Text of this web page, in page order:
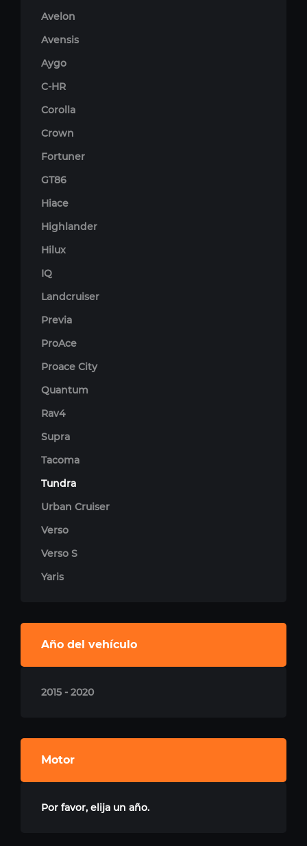
Avelon
Avensis
Aygo
C-HR
Corolla
Crown
Fortuner
GT86
Hiace
Highlander
Hilux
IQ
Landcruiser
Previa
ProAce
Proace City
Quantum
Rav4
Supra
Tacoma
Tundra
Urban Cruiser
Verso
Verso S
Yaris
Año del vehículo
2015 - 2020
Motor
Por favor, elija un año.